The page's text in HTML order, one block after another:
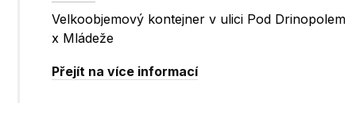
Velkoobjemový kontejner v ulici Pod Drinopolem
x Mládeže
Přejít na více informací